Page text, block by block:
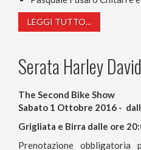
LEGGI TUTTO...
Serata Harley
The Second Bike Show
Sabato 1 Ottobre 2016 -
Grigliata e Birra dalle ore
Prenotazione obbligatoria